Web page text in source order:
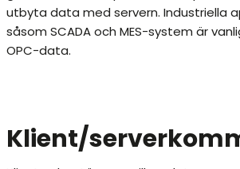
utbyta data med servern. Industriella
såsom SCADA och MES-system är
OPC-data.
Klient/